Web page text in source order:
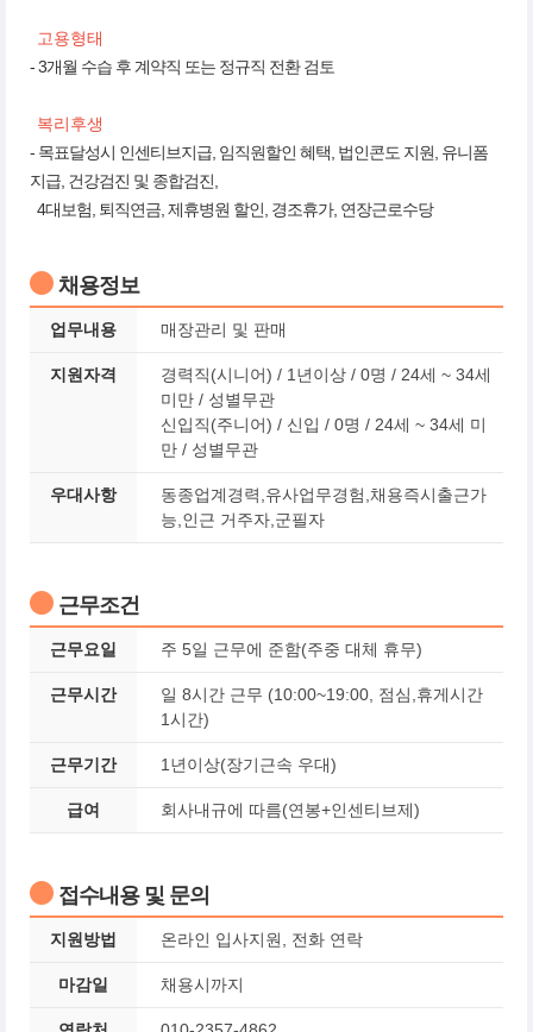
고용형태
- 3개월 수습 후 계약직 또는 정규직 전환 검토
복리후생
- 목표달성시 인센티브지급, 임직원할인 혜택, 법인콘도 지원, 유니폼
지급, 건강검진 및 종합검진,
4대보험, 퇴직연금, 제휴병원 할인, 경조휴가, 연장근로수당
채용정보
업무내용 매장관리 및 판매
지원자격
경력직(시니어) / 1년이상 / 0명 / 24세 ~ 34세
미만 / 성별무관
신입직(주니어) / 신입 / 0명 / 24세 ~ 34세 미
만 / 성별무관
우대사항
동종업계경력,유사업무경험,채용즉시출근가
능,인근 거주자,군필자
근무조건
근무요일 주 5일 근무에 준함(주중 대체 휴무)
근무시간
일 8시간 근무 (10:00~19:00, 점심,휴게시간
1시간)
근무기간 1년이상(장기근속 우대)
급여 회사내규에 따름(연봉+인센티브제)
접수내용 및 문의
지원방법 온라인 입사지원, 전화 연락
마감일 채용시까지